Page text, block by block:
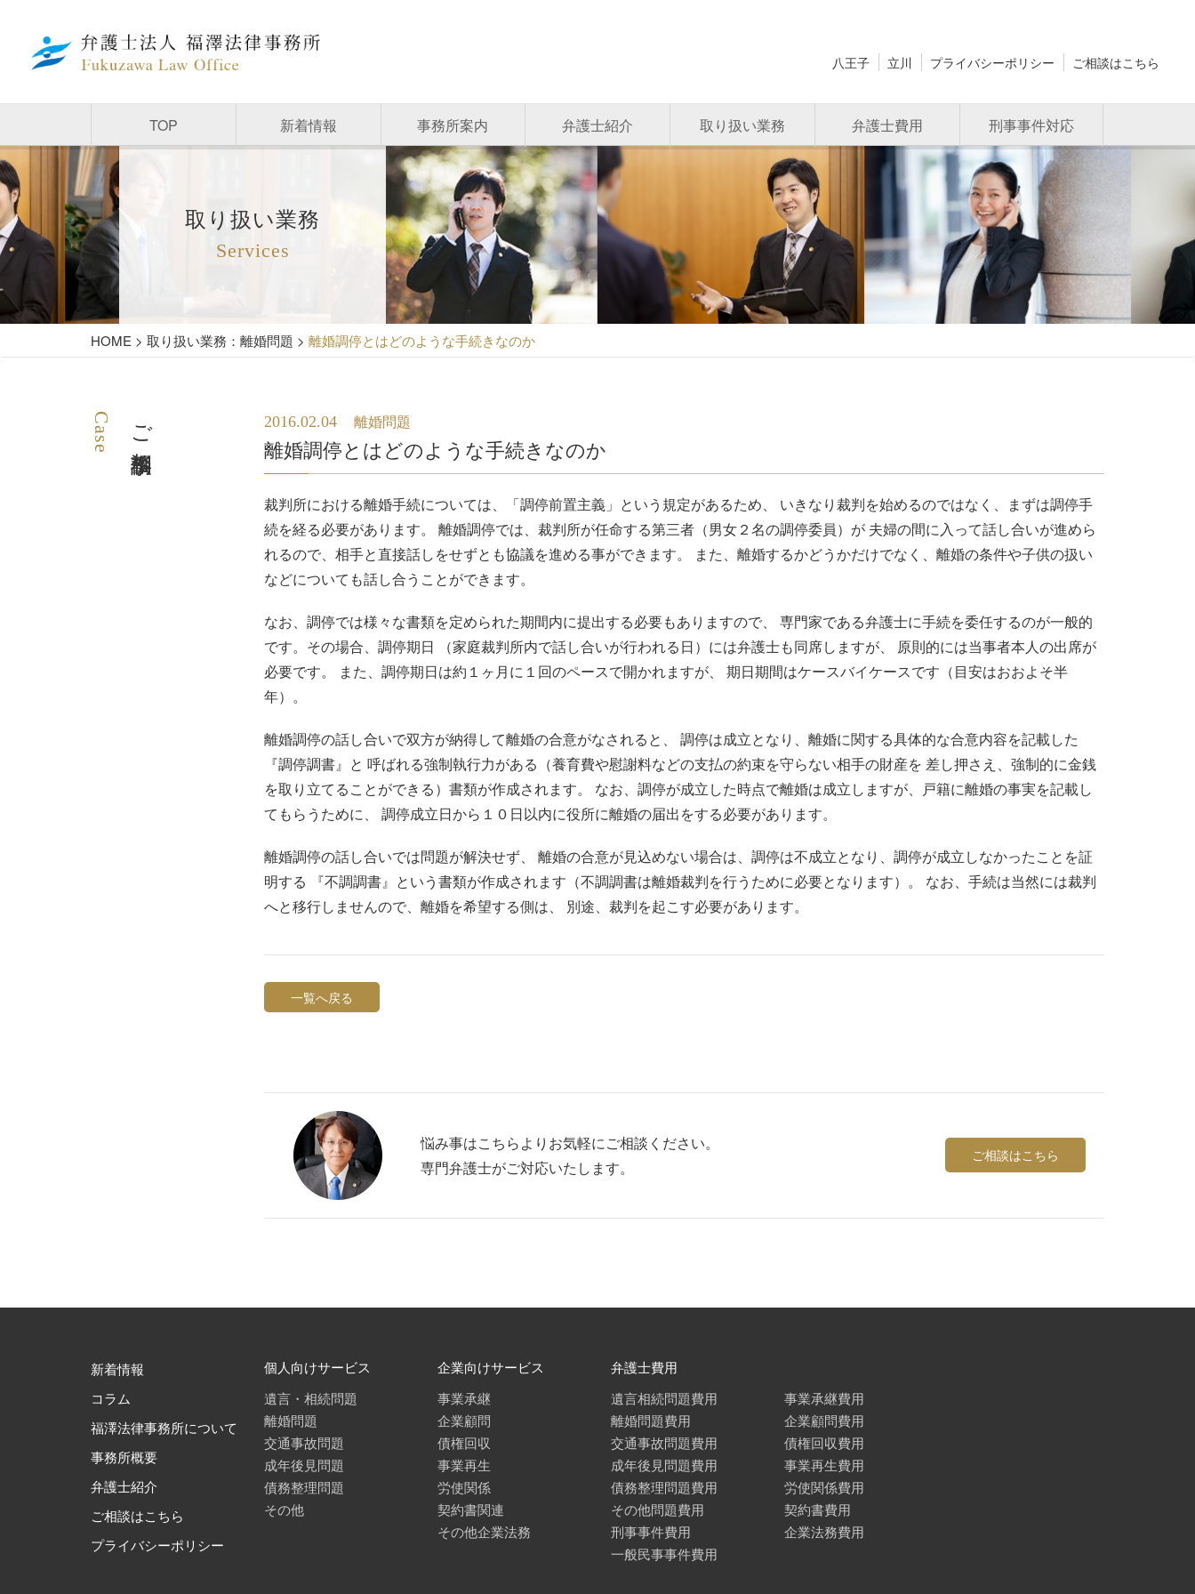
八王子 立川 プライバシーポリシー ご相談はこちら
TOP 新着情報 事務所案内 弁護士紹介 取り扱い業務 弁護士費用 刑事事件対応
取り扱い業務
Services
HOME > 取り扱い業務：離婚問題 > 離婚調停とはどのような手続きなのか
ご相談事例
Case 2016.02.04 離婚問題
離婚調停とはどのような手続きなのか
裁判所における離婚手続については、「調停前置主義」という規定があるため、 いきなり裁判を始めるのではなく、まずは調停手
続を経る必要があります。 離婚調停では、裁判所が任命する第三者（男女２名の調停委員）が 夫婦の間に入って話し合いが進めら
れるので、相手と直接話しをせずとも協議を進める事ができます。 また、離婚するかどうかだけでなく、離婚の条件や子供の扱い
などについても話し合うことができます。
なお、調停では様々な書類を定められた期間内に提出する必要もありますので、 専門家である弁護士に手続を委任するのが一般的
です。その場合、調停期日 （家庭裁判所内で話し合いが行われる日）には弁護士も同席しますが、 原則的には当事者本人の出席が
必要です。 また、調停期日は約１ヶ月に１回のペースで開かれますが、 期日期間はケースバイケースです（目安はおおよそ半
年）。
離婚調停の話し合いで双方が納得して離婚の合意がなされると、 調停は成立となり、離婚に関する具体的な合意内容を記載した
『調停調書』と 呼ばれる強制執行力がある（養育費や慰謝料などの支払の約束を守らない相手の財産を 差し押さえ、強制的に金銭
を取り立てることができる）書類が作成されます。 なお、調停が成立した時点で離婚は成立しますが、戸籍に離婚の事実を記載し
てもらうために、 調停成立日から１０日以内に役所に離婚の届出をする必要があります。
離婚調停の話し合いでは問題が解決せず、 離婚の合意が見込めない場合は、調停は不成立となり、調停が成立しなかったことを証
明する 『不調調書』という書類が作成されます（不調調書は離婚裁判を行うために必要となります）。 なお、手続は当然には裁判
へと移行しませんので、離婚を希望する側は、 別途、裁判を起こす必要があります。
一覧へ戻る
悩み事はこちらよりお気軽にご相談ください。
専門弁護士がご対応いたします。
ご相談はこちら
新着情報
コラム
福澤法律事務所について
事務所概要
弁護士紹介
ご相談はこちら
プライバシーポリシー
個人向けサービス
遺言・相続問題
離婚問題
交通事故問題
成年後見問題
債務整理問題
その他
企業向けサービス
事業承継
企業顧問
債権回収
事業再生
労使関係
契約書関連
その他企業法務
弁護士費用
遺言相続問題費用
離婚問題費用
交通事故問題費用
成年後見問題費用
債務整理問題費用
その他問題費用
刑事事件費用
一般民事事件費用
事業承継費用
企業顧問費用
債権回収費用
事業再生費用
労使関係費用
契約書費用
企業法務費用